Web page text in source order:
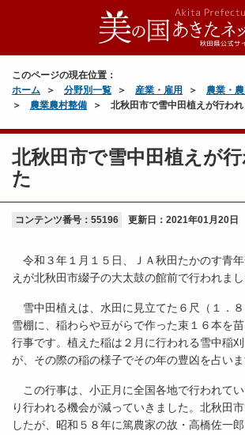
このページの現在位置：
ホーム
分野別一覧 産業・雇用
農業・
農業農村整備
北秋田市で雪中田植えが行わ
北秋田市で雪中田植えが
た
コンテンツ番号：55196 更新日： 2021年01月20日
令和３年１月１５日、ＪＡ秋田たかのす青
えが北秋田市綴子の大太鼓の館前で行われまし
雪中田植えは、水田に見立てた６尺（１．
雪棚に、稲わらや豆がらで作った束１６本を
行事です。植えた稲は２月に行われる雪中稲
が、その際の稲の様子でその年の豊凶を占いま
この行事は、小正月に全国各地で行われて
り行われる機会が減っていきました。北秋田
したが、昭和５８年に篤農家の故・高橋佐一郎